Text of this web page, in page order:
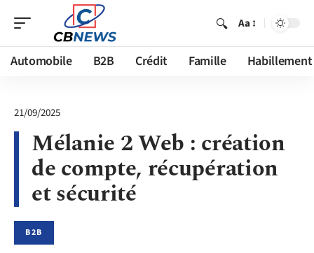
Aa
Automobile B2B Crédit Famille Habillement
21/09/2025
Mélanie 2 Web : création
de compte, récupération
et sécurité
B2B